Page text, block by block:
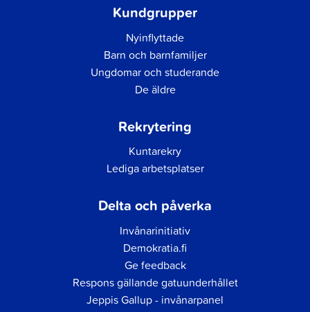
Kundgrupper
Nyinflyttade
Barn och barnfamiljer
Ungdomar och studerande
De äldre
Rekrytering
Kuntarekry
Lediga arbetsplatser
Delta och påverka
Invånarinitiativ
Demokratia.fi
Ge feedback
Respons gällande gatuunderhållet
Jeppis Gallup - invånarpanel